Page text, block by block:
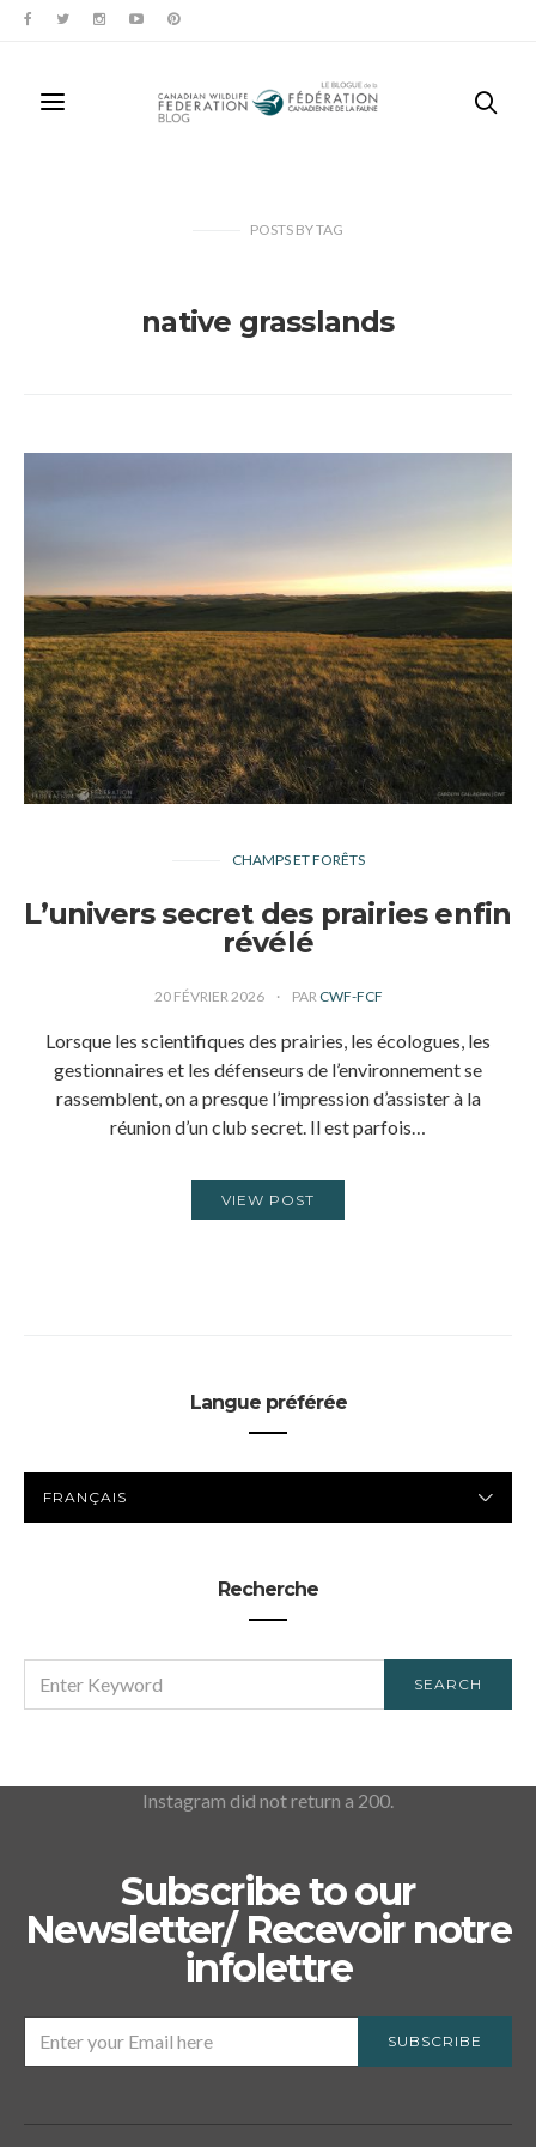
POSTS BYTAG
native grasslands
CHAMPS ET FORÊTS
L’univers secret des prairies enfin
révélé
20 FÉVRIER 2026 PAR CWF-FCF
Lorsque les scientifiques des prairies, les écologues, les
gestionnaires et les défenseurs de l’environnement se
rassemblent, on a presque l’impression d’assister à la
réunion d’un club secret. Il est parfois…
VIEW POST
Langue préférée
PRÉFÉRÉE
Recherche
FOR:
SEARCH
Instagram did not return a 200.
Subscribe to our
Newsletter/ Recevoir notre
infolettre
SUBSCRIBE